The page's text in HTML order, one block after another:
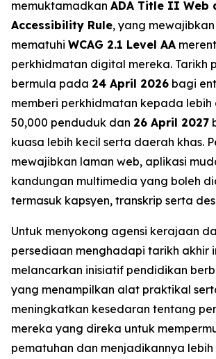
memuktamadkan ADA Title II Web
Accessibility Rule, yang
mematuhi WCAG 2.1 Level AA
perkhidmatan digital mereka. Tarikh
bermula pada 24 April 2026 bagi
memberi perkhidmatan kepada
50,000 penduduk dan 26 April 2027
kuasa lebih kecil serta daerah khas.
mewajibkan laman web, aplikasi
kandungan multimedia yang boleh
termasuk kapsyen, transkrip serta
Untuk menyokong agensi kerajaan
persediaan menghadapi tarikh akhir
melancarkan inisiatif pendidikan
yang menampilkan alat praktikal
meningkatkan kesedaran tentang
mereka yang direka untuk
pematuhan dan menjadikannya